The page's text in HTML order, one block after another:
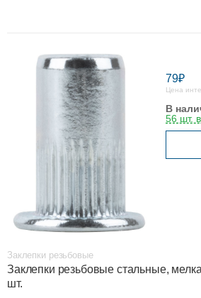
79₽
Цена
В
56 шт.
Заклепки резьбовые
Заклепки резьбовые стальные,
шт.